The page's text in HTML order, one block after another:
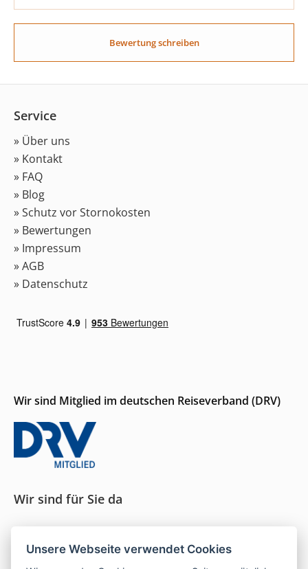
Bewertung schreiben
Service
» Über uns
» Kontakt
» FAQ
» Blog
» Schutz vor Stornokosten
» Bewertungen
» Impressum
» AGB
» Datenschutz
Wir sind Mitglied im deutschen Reiseverband (DRV)
Wir sind für Sie da
das, was wirklich passt.
Unsere Webseite verwendet Cookies